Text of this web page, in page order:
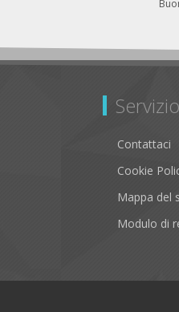
Contattaci
Cookie
Mappa del
Modulo di